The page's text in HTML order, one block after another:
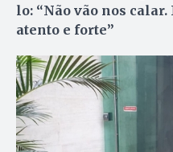
lo: “Não vão nos
atento e forte”